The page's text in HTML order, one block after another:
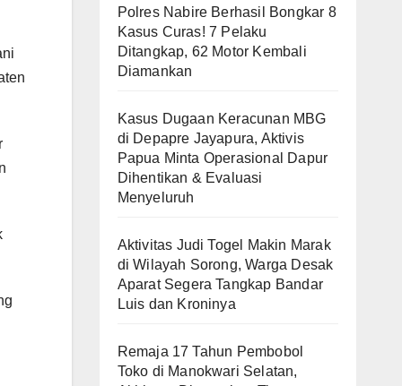
Polres Nabire Berhasil Bongkar 8
Kasus Curas! 7 Pelaku
Ditangkap, 62 Motor Kembali
Diamankan
Kasus Dugaan Keracunan MBG
di Depapre Jayapura, Aktivis
Papua Minta Operasional Dapur
Dihentikan & Evaluasi
Menyeluruh
Aktivitas Judi Togel Makin Marak
di Wilayah Sorong, Warga Desak
Aparat Segera Tangkap Bandar
Luis dan Kroninya
Remaja 17 Tahun Pembobol
Toko di Manokwari Selatan,